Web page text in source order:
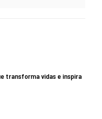
transforma vidas e inspira